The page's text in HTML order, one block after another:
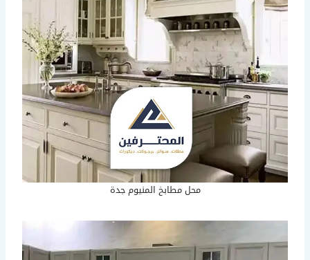
محل مطابخ المنيوم جدة